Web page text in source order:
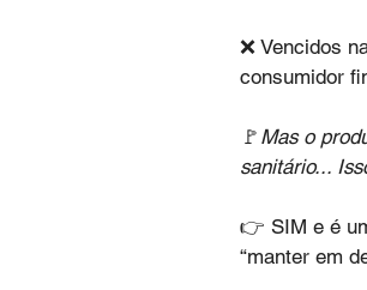
❌ Vencidos
consumidor
🚩 Mas o
sanitário...
👉 SIM e é
“manter em